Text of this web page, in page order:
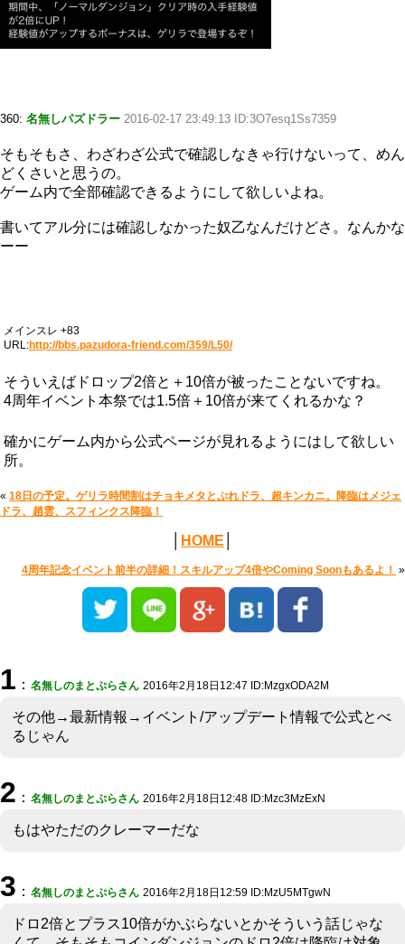
360: 名無しパズドラー 2016-02-17 23:49:13 ID:3O7esq1Ss7359
そもそもさ、わざわざ公式で確認しなきゃ行けないって、めん
どくさいと思うの。
ゲーム内で全部確認できるようにして欲しいよね。
書いてアル分には確認しなかった奴乙なんだけどさ。なんかな
ーー
メインスレ +83
URL:http://bbs.pazudora-friend.com/359/L50/
そういえばドロップ2倍と＋10倍が被ったことないですね。
4周年イベント本祭では1.5倍＋10倍が来てくれるかな？
確かにゲーム内から公式ページが見れるようにはして欲しい
所。
« 18日の予定。ゲリラ時間割はチョキメタとぷれドラ、超キンカニ。降臨はメジェ
ドラ、趙雲、スフィンクス降臨！
HOME
4周年記念イベント前半の詳細！スキルアップ4倍やComing Soonもあるよ！ »
1 ： 名無しのまとぷらさん 2016年2月18日12:47 ID:MzgxODA2M
その他→最新情報→イベント/アップデート情報で公式とべ
るじゃん
2 ： 名無しのまとぷらさん 2016年2月18日12:48 ID:Mzc3MzExN
もはやただのクレーマーだな
3 ： 名無しのまとぷらさん 2016年2月18日12:59 ID:MzU5MTgwN
ドロ2倍とプラス10倍がかぶらないとかそういう話じゃな